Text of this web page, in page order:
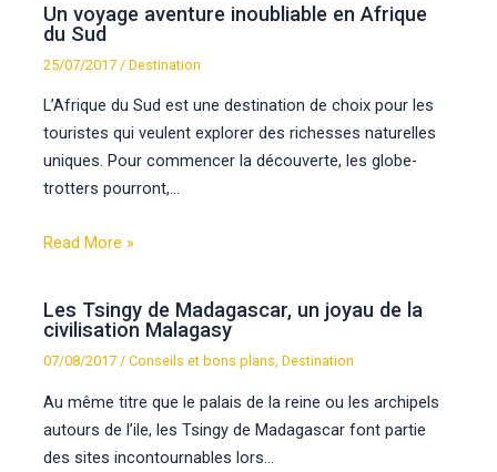
Un voyage aventure inoubliable en Afrique
du Sud
25/07/2017 /Destination
L’Afrique du Sud est une destination de choix pour les
touristes qui veulent explorer des richesses naturelles
uniques. Pour commencer la découverte, les globe-
trotters pourront,…
Read More »
Les Tsingy de Madagascar, un joyau de la
civilisation Malagasy
07/08/2017/Conseils et bons plans,Destination
Au même titre que le palais de la reine ou les archipels
autours de l’ile, les Tsingy de Madagascar font partie
des sites incontournables lors…